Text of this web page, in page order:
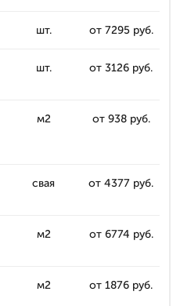
шт. от 7295 руб.
шт. от 3126 руб.
м2 от 938 руб.
свая от 4377 руб.
м2 от 6774 руб.
м2 от 1876 руб.